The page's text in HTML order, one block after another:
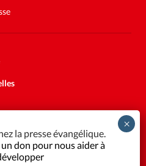
la presse évangélique.
don pour nous aider à